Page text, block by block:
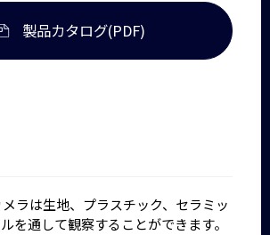
製品カタログ(PDF)
ラは生地、プラスチック、セラミッ
を通して観察することができます。